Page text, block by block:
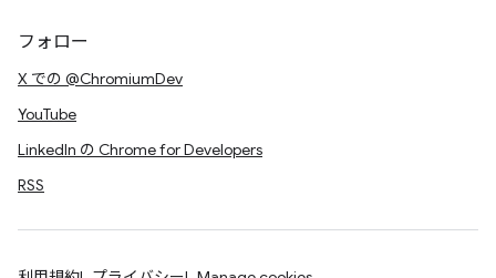
フォロー
X での @ChromiumDev
YouTube
LinkedIn の Chrome for Developers
RSS